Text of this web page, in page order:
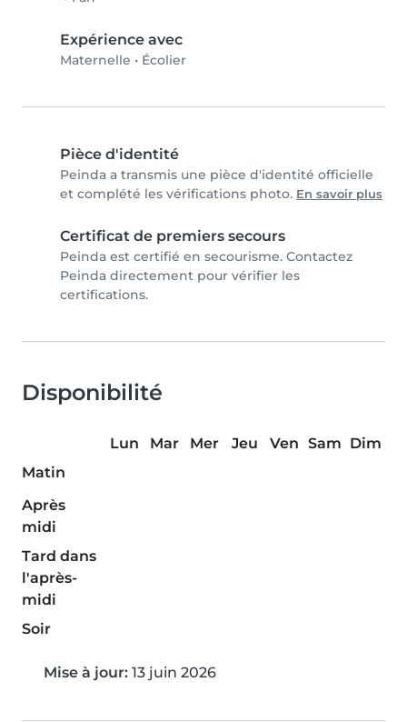
Expérience avec
Maternelle • Écolier
Pièce d'identité
Peinda a transmis une pièce d'identité officielle
et complété les vérifications photo. En savoir plus
Certificat de premiers secours
Peinda est certifié en secourisme. Contactez
Peinda directement pour vérifier les
certifications.
Disponibilité
Lun Mar Mer Jeu Ven Sam Dim
Matin
Après
midi
Tard dans
l'après-
midi
Soir
Mise à jour: 13 juin 2026